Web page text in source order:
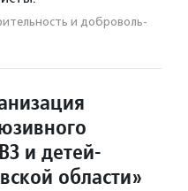
и доброволь­
и детей-
области»